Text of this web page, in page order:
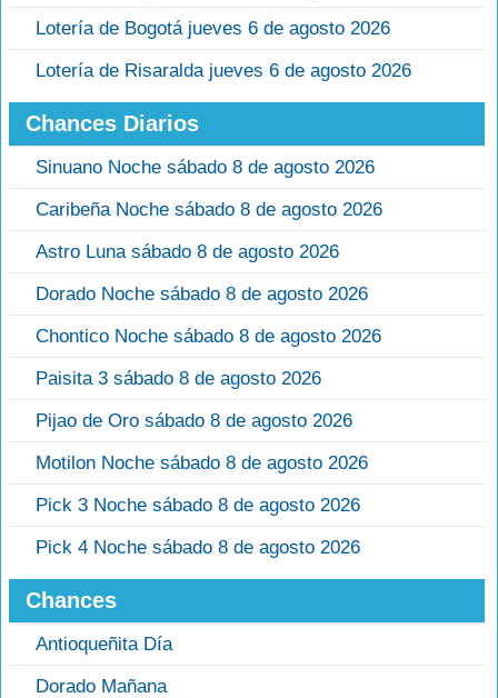
Lotería de Bogotá jueves 6 de agosto 2026
Lotería de Risaralda jueves 6 de agosto 2026
Chances Diarios
Sinuano Noche sábado 8 de agosto 2026
Caribeña Noche sábado 8 de agosto 2026
Astro Luna sábado 8 de agosto 2026
Dorado Noche sábado 8 de agosto 2026
Chontico Noche sábado 8 de agosto 2026
Paisita 3 sábado 8 de agosto 2026
Pijao de Oro sábado 8 de agosto 2026
Motilon Noche sábado 8 de agosto 2026
Pick 3 Noche sábado 8 de agosto 2026
Pick 4 Noche sábado 8 de agosto 2026
Chances
Antioqueñita Día
Dorado Mañana